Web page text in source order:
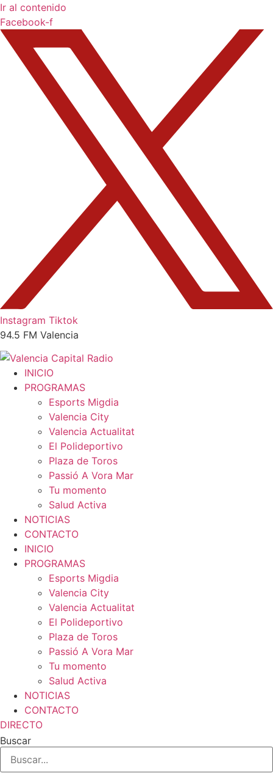
Ir al contenido
Facebook-f
Instagram Tiktok
94.5 FM Valencia
INICIO
PROGRAMAS
Esports Migdia
Valencia City
Valencia Actualitat
El Polideportivo
Plaza de Toros
Passió A Vora Mar
Tu momento
Salud Activa
NOTICIAS
CONTACTO
INICIO
PROGRAMAS
Esports Migdia
Valencia City
Valencia Actualitat
El Polideportivo
Plaza de Toros
Passió A Vora Mar
Tu momento
Salud Activa
NOTICIAS
CONTACTO
DIRECTO
Buscar